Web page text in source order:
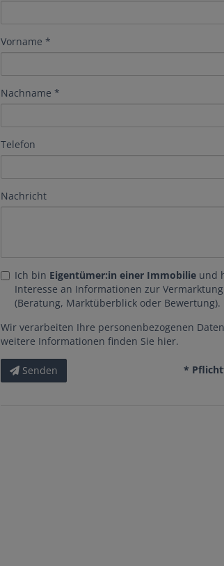
Vorname
Nachname
Telefon
Nachricht
Ich bin Eigentümer:in einer Immobilie und
Interesse an Informationen zur Vermarktung
(Beratung, Marktüberblick oder Bewertung).
Wir verarbeiten Ihre personenbezogenen
weitere Informationen finden Sie hier.
Senden *